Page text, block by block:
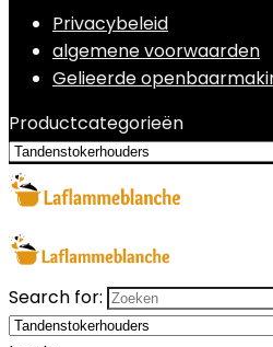
Privacybeleid
algemene voorwaarden
Gelieerde
Productcategorieën
Search for: